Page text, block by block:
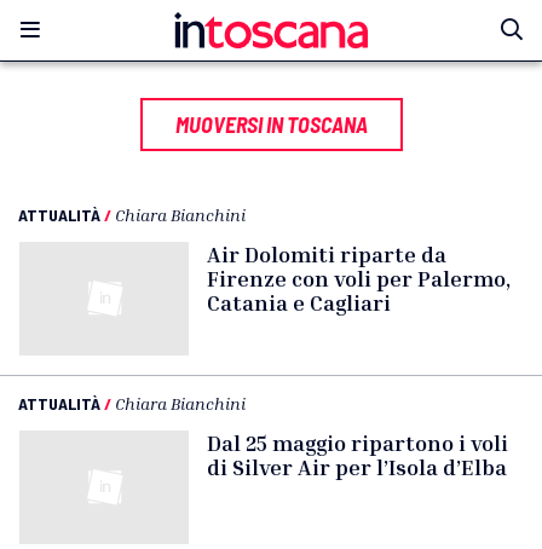
MUOVERSI IN TOSCANA
ATTUALITÀ/ Chiara Bianchini
Air Dolomiti riparte da
Firenze con voli per Palermo,
Catania e Cagliari
ATTUALITÀ/ Chiara Bianchini
Dal 25 maggio ripartono i voli
di Silver Air per l’Isola d’Elba